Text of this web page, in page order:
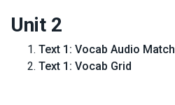
Unit 2
Text 1: Vocab Audio Match
Text 1: Vocab Grid